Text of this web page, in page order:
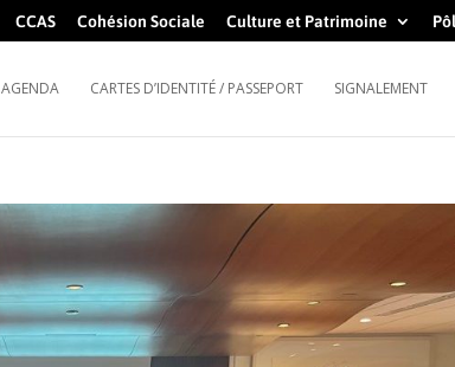
CCAS Cohésion Sociale Culture et Patrimoine
AGENDA CARTES D’IDENTITÉ / PASSEPORT SIGNALEMENT